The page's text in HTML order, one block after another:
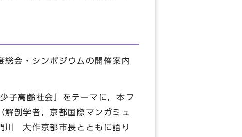
会・シンポジウムの開催案内
子高齢社会」をテーマに，本フ
剖学者，京都国際マンガミュ
川 大作京都市長とともに語り